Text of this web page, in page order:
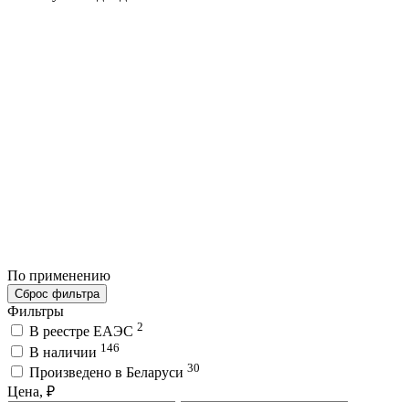
По применению
Сброс фильтра
Фильтры
В реестре ЕАЭС 2
В наличии 146
Произведено в Беларуси 30
Цена, ₽